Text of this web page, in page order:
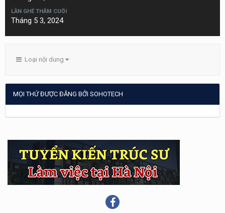
LẦN GHÉ THĂM CUỐI
Tháng 5 3, 2024
Loại nội dung
MỌI THỨ ĐƯỢC ĐĂNG BỞI SOHOTECH